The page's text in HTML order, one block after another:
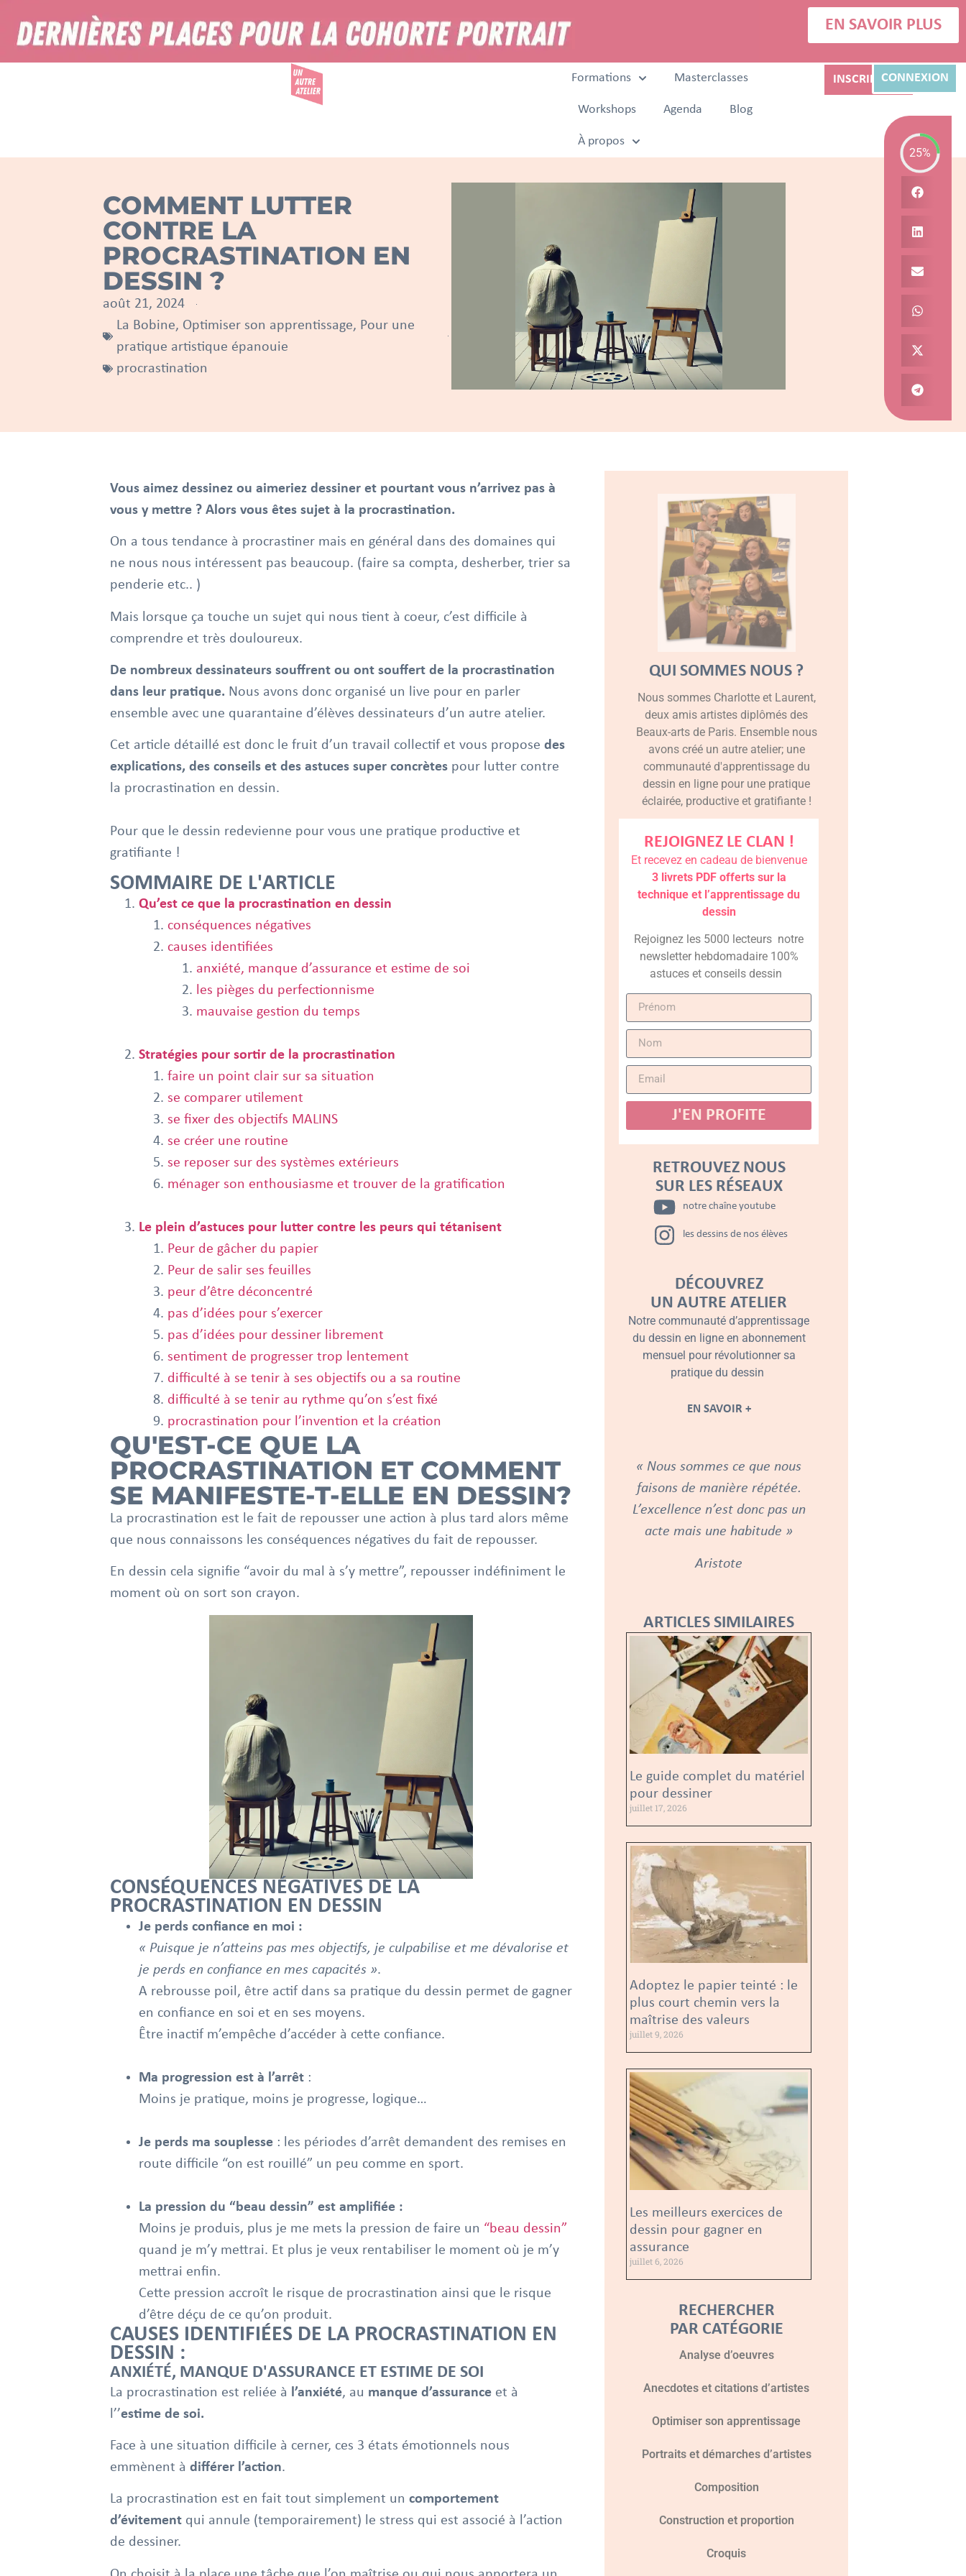
EN SAVOIR PLUS
Formations Masterclasses
Workshops Agenda Blog
À propos
INSCRIPTIONCONNEXION
COMMENT LUTTER
CONTRE LA
PROCRASTINATION EN
DESSIN ?
août 21, 2024
La Bobine, Optimiser son apprentissage, Pour une
pratique artistique épanouie
procrastination
Vous aimez dessinez ou aimeriez dessiner et pourtant vous n’arrivez pas à
vous y mettre ? Alors vous êtes sujet à la procrastination.
On a tous tendance à procrastiner mais en général dans des domaines qui
ne nous nous intéressent pas beaucoup. (faire sa compta, desherber, trier sa
penderie etc.. )
Mais lorsque ça touche un sujet qui nous tient à coeur, c’est difficile à
comprendre et très douloureux.
De nombreux dessinateurs souffrent ou ont souffert de la procrastination
dans leur pratique. Nous avons donc organisé un live pour en parler
ensemble avec une quarantaine d’élèves dessinateurs d’un autre atelier.
Cet article détaillé est donc le fruit d’un travail collectif et vous propose des
explications, des conseils et des astuces super concrètespour lutter contre
la procrastination en dessin.
Pour que le dessin redevienne pour vous une pratique productive et
gratifiante !
SOMMAIRE DE L'ARTICLE
Qu’est ce que la procrastination en dessin
conséquences négatives
causes identifiées
anxiété, manque d’assurance et estime de soi
les pièges du perfectionnisme
mauvaise gestion du temps
Stratégies pour sortir de la procrastination
faire un point clair sur sa situation
se comparer utilement
se fixer des objectifs MALINS
se créer une routine
se reposer sur des systèmes extérieurs
ménager son enthousiasme et trouver de la gratification
Le plein d’astuces pour lutter contre les peurs qui tétanisent
Peur de gâcher du papier
Peur de salir ses feuilles
peur d’être déconcentré
pas d’idées pour s’exercer
pas d’idées pour dessiner librement
sentiment de progresser trop lentement
difficulté à se tenir à ses objectifs ou a sa routine
difficulté à se tenir au rythme qu’on s’est fixé
procrastination pour l’invention et la création
QU'EST-CE QUE LA
PROCRASTINATION ET COMMENT
SE MANIFESTE-T-ELLE EN DESSIN?
La procrastination est le fait de repousser une action à plus tard alors même
que nous connaissons les conséquences négatives du fait de repousser.
En dessin cela signifie “avoir du mal à s’y mettre”, repousser indéfiniment le
moment où on sort son crayon.
CONSÉQUENCES NÉGATIVES DE LA
PROCRASTINATION EN DESSIN
Je perds confiance en moi :
« Puisque je n’atteins pas mes objectifs, je culpabilise et me dévalorise et
je perds en confiance en mes capacités ».
A rebrousse poil, être actif dans sa pratique du dessin permet de gagner
en confiance en soi et en ses moyens.
Être inactif m’empêche d’accéder à cette confiance.
Ma progression est à l’arrêt:
Moins je pratique, moins je progresse, logique…
Je perds ma souplesse : les périodes d’arrêt demandent des remises en
route difficile “on est rouillé” un peu comme en sport.
La pression du “beau dessin” est amplifiée :
Moins je produis, plus je me mets la pression de faire un “beau dessin”
quand je m’y mettrai. Et plus je veux rentabiliser le moment où je m’y
mettrai enfin.
Cette pression accroît le risque de procrastination ainsi que le risque
d’être déçu de ce qu’on produit.
CAUSES IDENTIFIÉES DE LA PROCRASTINATION EN
DESSIN :
ANXIÉTÉ, MANQUE D'ASSURANCE ET ESTIME DE SOI
La procrastination est reliée à l’anxiété, au manque d’assuranceet à
l’’estime de soi.
Face à une situation difficile à cerner, ces 3 états émotionnels nous
emmènent à différer l’action.
La procrastination est en fait tout simplement un comportement
d’évitementqui annule (temporairement) le stress qui est associé à l’action
de dessiner.
QUI SOMMES NOUS ?
Nous sommes Charlotte et Laurent,
deux amis artistes diplômés des
Beaux-arts de Paris. Ensemble nous
avons créé un autre atelier; une
communauté d'apprentissage du
dessin en ligne pour une pratique
éclairée, productive et gratifiante !
REJOIGNEZ LE CLAN !
Et recevez en cadeau de bienvenue
3 livrets PDF offerts sur la
technique et l’apprentissage du
dessin
Rejoignez les 5000 lecteurs notre
newsletter hebdomadaire 100%
astuces et conseils dessin
J'EN PROFITE
RETROUVEZ NOUS
SUR LES RÉSEAUX
notre chaîne youtube
les dessins de nos élèves
DÉCOUVREZ
UN AUTRE ATELIER
Notre communauté d’apprentissage
du dessin en ligne en abonnement
mensuel pour révolutionner sa
pratique du dessin
EN SAVOIR +
« Nous sommes ce que nous
faisons de manière répétée.
L’excellence n’est donc pas un
acte mais une habitude »
Aristote
ARTICLES SIMILAIRES
Le guide complet du matériel
pour dessiner
juillet 17, 2026
Adoptez le papier teinté : le
plus court chemin vers la
maîtrise des valeurs
juillet 9, 2026
Les meilleurs exercices de
dessin pour gagner en
assurance
juillet 6, 2026
RECHERCHER
PAR CATÉGORIE
Analyse d’oeuvres
Anecdotes et citations d’artistes
Optimiser son apprentissage
Portraits et démarches d’artistes
Composition
Construction et proportion
Croquis
25%